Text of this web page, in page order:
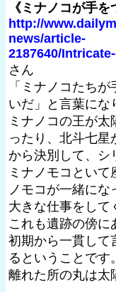
《ミナノコが手を
http://
news/article-
2187640/
さん
「ミナノコたちが
いだ」と言葉にな
ミナノコの王が太
ったり、北斗七星
から決別して、シ
ミナノモコといて
ノモコが一緒に
大きな仕事をして
これも遺跡の傍に
初期から一貫して
るということです。
離れた所の丸は太